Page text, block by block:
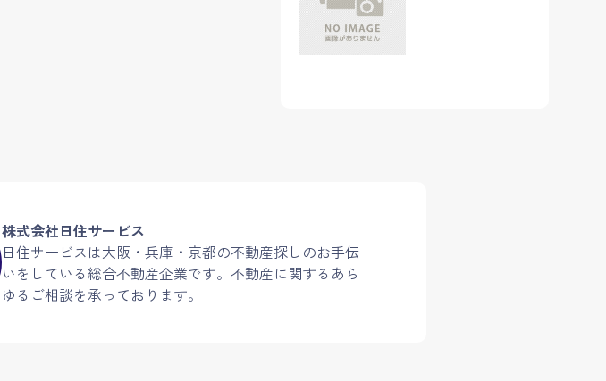
株式会社日住サービス
日住サービスは大阪・兵庫・京都の不動産探しのお手伝
いをしている総合不動産企業です。不動産に関するあら
ゆるご相談を承っております。